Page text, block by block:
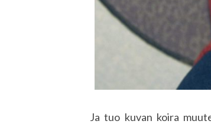
Ja tuo kuvan koira